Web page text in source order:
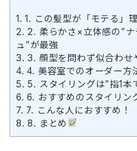
1. 1. この髪型が「モテる」
2. 2. 柔らかさ×立体感の”
ュ”が最強
3. 3. 顔型を問わず似合わせ
4. 4. 美容室でのオーダー方
5. 5. スタイリングは”指1本
6. 6. おすすめのスタイリン
7. 7. こんな人におすすめ！
8. 8. まとめ